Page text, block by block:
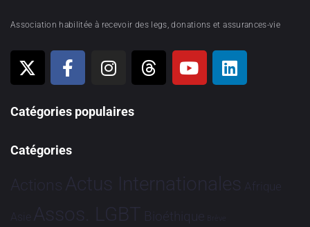
Association habilitée à recevoir des legs, donations et assurances-vie
Catégories populaires
Catégories
Actions Actus Internationales Afrique
Asie Assos. LGBT Bioéthique Brève